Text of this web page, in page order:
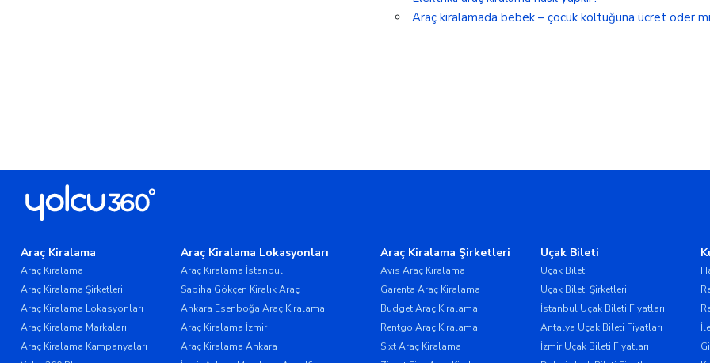
Araç kiralamada bebek – çocuk koltuğuna ücret öder
Araç Kiralama
Araç Kiralama
Araç Kiralama Şirketleri
Araç Kiralama Lokasyonları
Araç Kiralama Markaları
Araç Kiralama Kampanyaları
Araç Kiralama Lokasyonları
Araç Kiralama İstanbul
Sabiha Gökçen Kiralık Araç
Ankara Esenboğa Araç Kiralama
Araç Kiralama İzmir
Araç Kiralama Ankara
Araç Kiralama Şirketleri
Avis Araç Kiralama
Garenta Araç Kiralama
Budget Araç Kiralama
Rentgo Araç Kiralama
Sixt Araç Kiralama
Uçak Bileti
Uçak Bileti
Uçak Bileti Şirketleri
İstanbul Uçak Bileti Fiyatları
Antalya Uçak Bileti Fiyatları
İzmir Uçak Bileti Fiyatları